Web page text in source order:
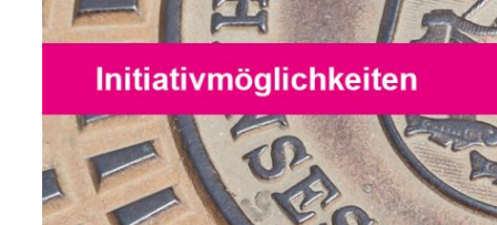
Initiativbewerbung?
Gerne! Wir freuen uns auf Ihre
Bewerbung für unseren Hauptsitz in
Wismar oder für unsere Standorte.